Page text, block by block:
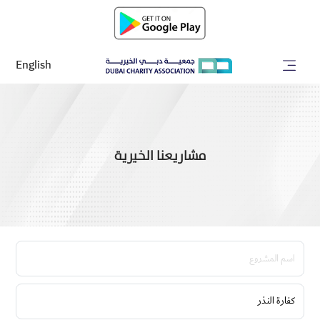
English
مشاريعنا الخيرية